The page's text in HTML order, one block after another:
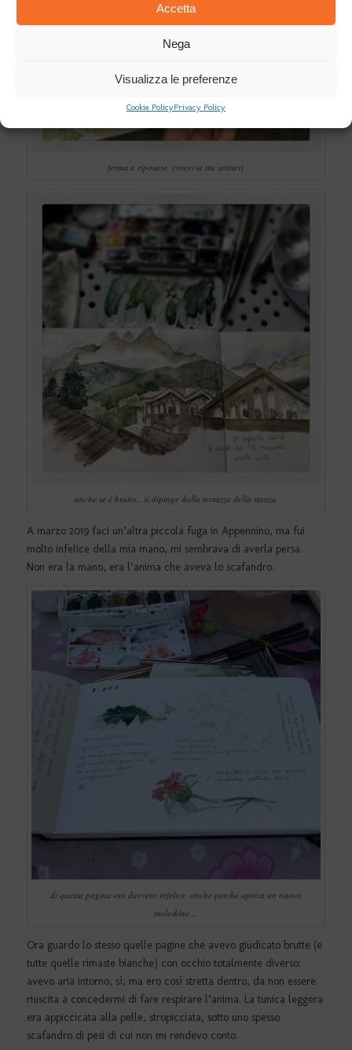
Accetta
Nega
Visualizza le preferenze
Cookie PolicyPrivacy Policy
ferma a riposare, crocevia tra sentieri
anche se è brutto.. si dipinge dalla terrazza della stanza
A marzo 2019 faci un’altra piccola fuga in Appennino, ma fui
molto infelice della mia mano, mi sembrava di averla persa.
Non era la mano, era l’anima che aveva lo scafandro.
di questa pagina ero davvero infelice, anche perchè apriva un nuovo
moleskine…
Ora guardo lo stesso quelle pagine che avevo giudicato brutte (e
tutte quelle rimaste bianche) con occhio totalmente diverso:
avevo aria intorno, sì, ma ero così stretta dentro, da non essere
riuscita a concedermi di fare respirare l’anima. La tunica leggera
era appiccicata alla pelle, stropicciata, sotto uno spesso
scafandro di pesi di cui non mi rendevo conto.